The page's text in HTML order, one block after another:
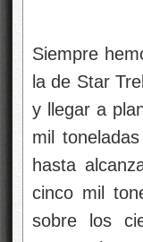
Siempre
la de Star
y llegar a
mil
hasta
cinco mil
sobre los